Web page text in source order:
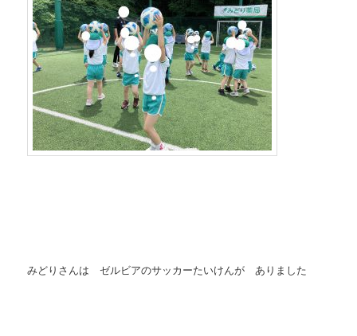
みどりさんは ゼルビアのサッカーたいけんが ありました